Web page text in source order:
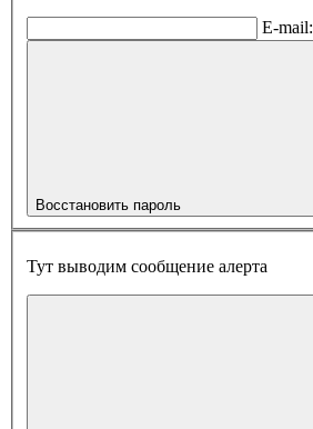
E-mail:
Восстановить пароль
Тут выводим сообщение алерта